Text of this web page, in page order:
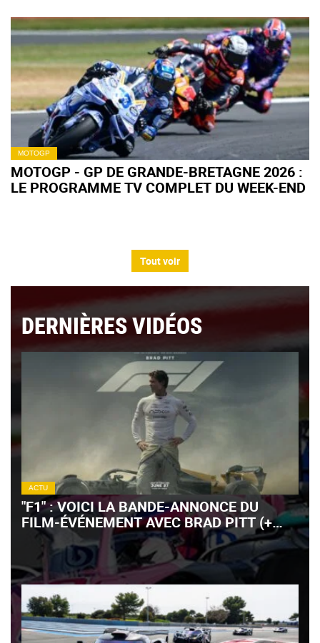
MOTOGP
MOTOGP - GP DE GRANDE-BRETAGNE 2026 :
LE PROGRAMME TV COMPLET DU WEEK-END
Tout voir
DERNIÈRES VIDÉOS
ACTU
"F1" : VOICI LA BANDE-ANNONCE DU
FILM-ÉVÉNEMENT AVEC BRAD PITT (+
VIDÉO)